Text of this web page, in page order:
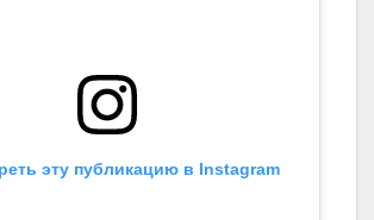
эту публикацию в Instagram